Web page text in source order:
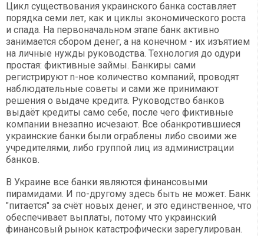
Цикл существования украинского банка составляет
порядка семи лет, как и циклы экономического роста
и спада. На первоначальном этапе банк активно
занимается сбором денег, а на конечном - их изъятием
на личные нужды руководства. Технология до одури
простая: фиктивные займы. Банкиры сами
регистрируют n-ное количество компаний, проводят
наблюдательные советы и сами же принимают
решения о выдаче кредита. Руководство банков
выдаёт кредиты само себе, после чего фиктивные
компании внезапно исчезают. Все обанкротившиеся
украинские банки были ограблены либо своими же
учредителями, либо группой лиц из администрации
банков.
В Украине все банки являются финансовыми
пирамидами. И по-другому здесь быть не может. Банк
"питается" за счёт новых денег, и это единственное, что
обеспечивает выплаты, потому что украинский
финансовый рынок катастрофически зарегулирован.